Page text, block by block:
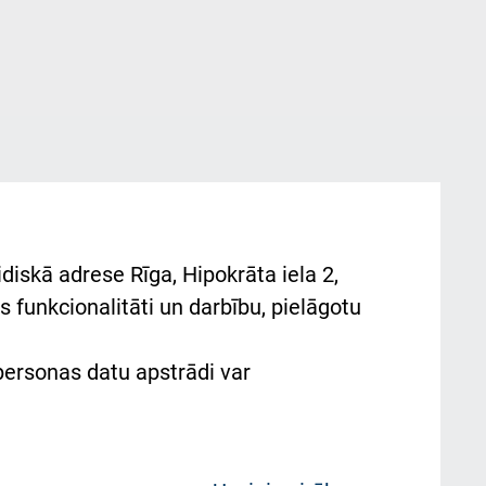
adrese Rīga, Hipokrāta iela 2,
funkcionalitāti un darbību, pielāgotu
datu apstrādi var